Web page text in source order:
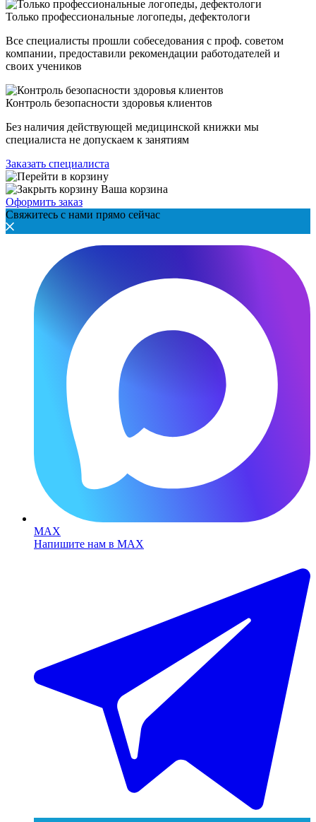
Только профессиональные логопеды, дефектологи
Все специалисты прошли собеседования с проф. советом
компании, предоставили рекомендации работодателей и
своих учеников
Контроль безопасности здоровья клиентов
Без наличия действующей медицинской книжки мы
специалиста не допускаем к занятиям
Заказать специалиста
Ваша корзина
Оформить заказ
Свяжитесь с нами прямо сейчас
MAX
Напишите нам в MAX